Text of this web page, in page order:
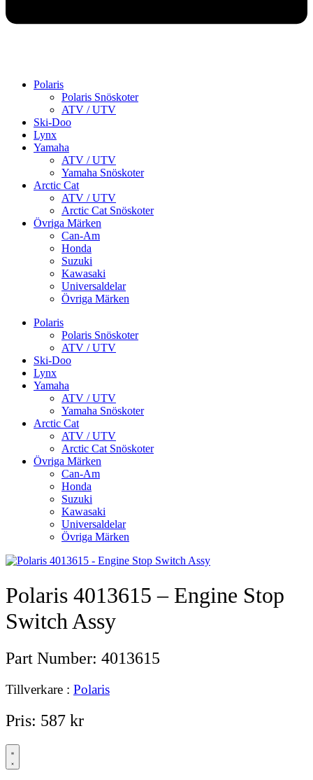
Polaris
Polaris Snöskoter
ATV / UTV
Ski-Doo
Lynx
Yamaha
ATV / UTV
Yamaha Snöskoter
Arctic Cat
ATV / UTV
Arctic Cat Snöskoter
Övriga Märken
Can-Am
Honda
Suzuki
Kawasaki
Universaldelar
Övriga Märken
Polaris
Polaris Snöskoter
ATV / UTV
Ski-Doo
Lynx
Yamaha
ATV / UTV
Yamaha Snöskoter
Arctic Cat
ATV / UTV
Arctic Cat Snöskoter
Övriga Märken
Can-Am
Honda
Suzuki
Kawasaki
Universaldelar
Övriga Märken
Polaris 4013615 – Engine Stop
Switch Assy
Part Number: 4013615
Tillverkare : Polaris
Pris: 587 kr